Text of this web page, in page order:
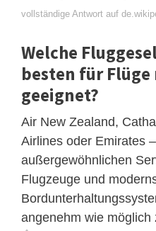
vollständige Antwort auf
Welche
besten für Flüge
geeignet?
Air New Zealand,
Airlines oder Emirates
außergewöhnlichen
Flugzeuge und
angenehm wie möglich